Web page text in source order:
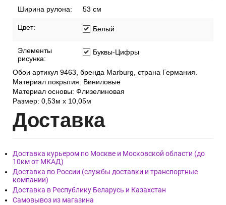
Ширина рулона: 53 см
Цвет: Белый
Элементы
рисунка:
Буквы-Цифры
Обои артикул 9463, бренда Marburg, страна Германия.
Материал покрытия: Виниловые
Материал основы: Флизелиновая
Размер: 0,53м x 10,05м
Доставка
Доставка курьером по Москве и Московской области (до
10км от МКАД)
Доставка по России (службы доставки и транспортные
компании)
Доставка в Республику Беларусь и Казахстан
Самовывоз из магазина